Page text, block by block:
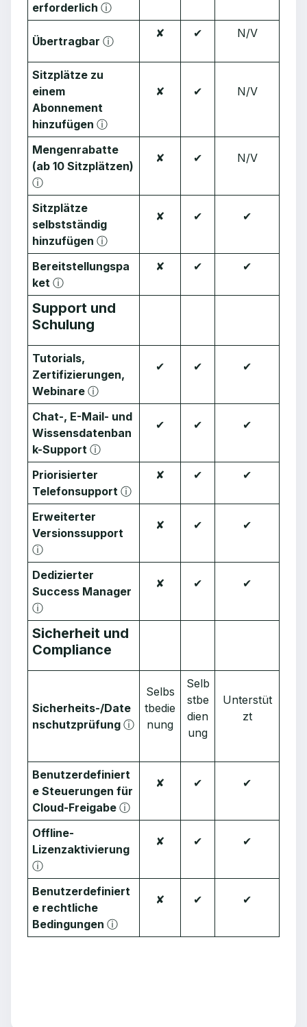
erforderlichⓘ
Übertragbarⓘ
✘ ✔︎ N/V
Sitzplätze zu
einem
Abonnement
hinzufügenⓘ
✘ ✔︎ N/V
Mengenrabatte
(ab 10 Sitzplätzen)
ⓘ
✘ ✔︎ N/V
Sitzplätze
selbstständig
hinzufügenⓘ
✘ ✔︎ ✔︎
Bereitstellungspa
ketⓘ
✘ ✔︎ ✔︎
Support und
Schulung
Tutorials,
Zertifizierungen,
Webinareⓘ
✔︎ ✔︎ ✔︎
Chat-, E-Mail- und
Wissensdatenban
k-Supportⓘ
✔︎ ✔︎ ✔︎
Priorisierter
Telefonsupportⓘ
✘ ✔︎ ✔︎
Erweiterter
Versionssupport
ⓘ
✘ ✔︎ ✔︎
Dedizierter
Success Manager
ⓘ
✘ ✔︎ ✔︎
Sicherheit und
Compliance
Sicherheits-/Date
nschutzprüfungⓘ
Selbs
tbedie
nung
Selb
stbe
dien
ung
Unterstüt
zt
Benutzerdefiniert
e Steuerungen für
Cloud-Freigabeⓘ
✘ ✔︎ ✔︎
Offline-
Lizenzaktivierung
ⓘ
✘ ✔︎ ✔︎
Benutzerdefiniert
e rechtliche
Bedingungenⓘ
✘ ✔︎ ✔︎